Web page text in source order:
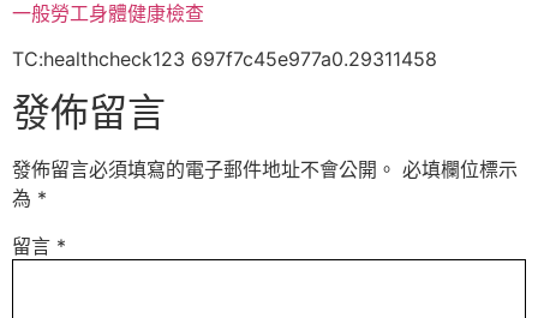
一般勞工身體健康檢查
TC:healthcheck123 697f7c45e977a0.29311458
發佈留言
發佈留言必須填寫的電子郵件地址不會公開。 必填欄位標示
為 *
留言 *